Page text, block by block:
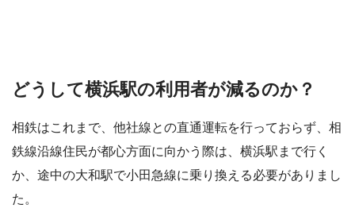
どうして横浜駅の利用者が減るのか？
相鉄はこれまで、他社線との直通運転を行っておらず、相
鉄線沿線住民が都心方面に向かう際は、横浜駅まで行く
か、途中の大和駅で小田急線に乗り換える必要がありまし
た。